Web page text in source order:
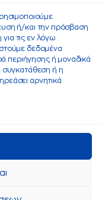
ή/και την πρόσβαση
τις εν λόγω
δεδομένα
περιήγησης ή μοναδικά
συγκατάθεση ή η
αρνητικά